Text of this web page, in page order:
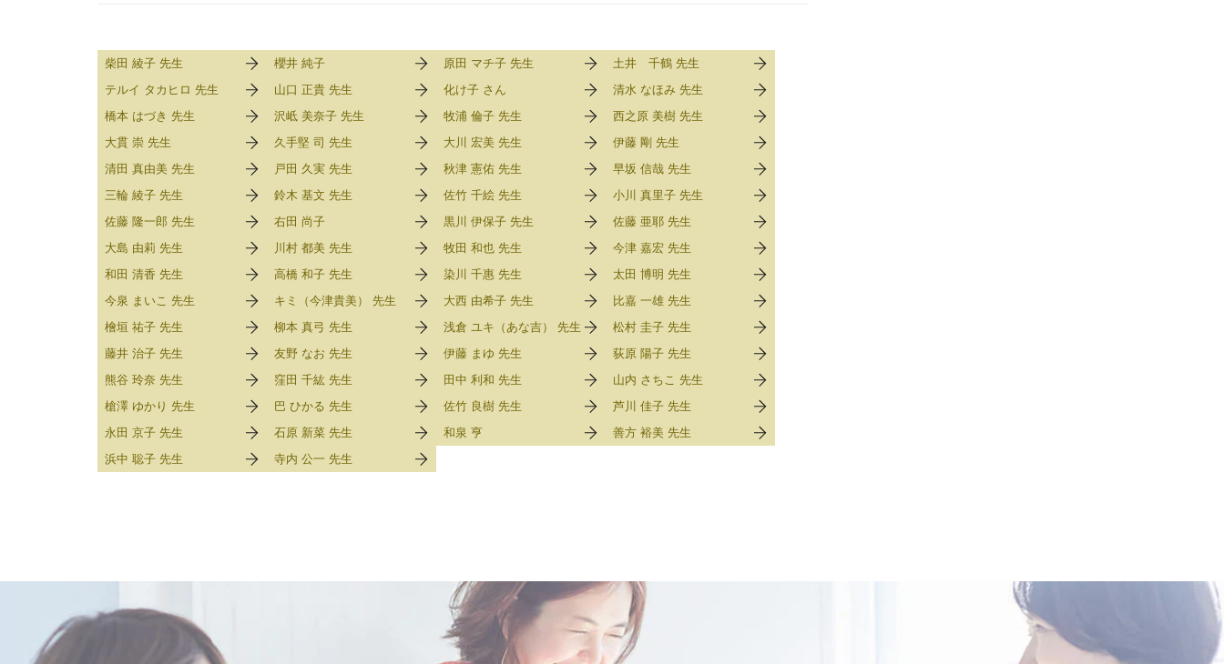
柴田 綾子 先生 櫻井 純子 原田 マチ子 先生
土井 千鶴 先生
テルイ タカヒロ 先生
山口 正貴 先生 化け子 さん
清水 なほみ 先生
橋本 はづき 先生
沢岻 美奈子 先生 牧浦 倫子 先生
西之原 美樹 先生
大貫 崇 先生
久手堅 司 先生 大川 宏美 先生
伊藤 剛 先生
清田 真由美 先生
戸田 久実 先生 秋津 憲佑 先生
早坂 信哉 先生
三輪 綾子 先生
鈴木 基文 先生 佐竹 千絵 先生
小川 真里子 先生
佐藤 隆一郎 先生
右田 尚子 黒川 伊保子 先生
佐藤 亜耶 先生
大島 由莉 先生
川村 都美 先生 牧田 和也 先生
今津 嘉宏 先生
和田 清香 先生
高橋 和子 先生 染川 千惠 先生
太田 博明 先生
今泉 まいこ 先生
キミ（今津貴美） 先生 大西 由希子 先生
比嘉 一雄 先生
檜垣 祐子 先生
柳本 真弓 先生 浅倉 ユキ（あな吉） 先生
松村 圭子 先生
藤井 治子 先生
友野 なお 先生 伊藤 まゆ 先生
荻原 陽子 先生
熊谷 玲奈 先生
窪田 千紘 先生 田中 利和 先生
山内 さちこ 先生
槍澤 ゆかり 先生
巴 ひかる 先生 佐竹 良樹 先生
芦川 佳子 先生
永田 京子 先生
石原 新菜 先生 和泉 亨
善方 裕美 先生
浜中 聡子 先生
寺内 公一 先生